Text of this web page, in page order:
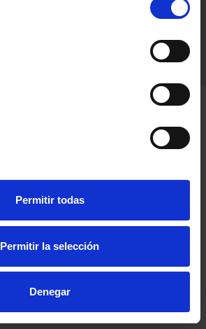
Permitir todas
Permitir la selección
Denegar